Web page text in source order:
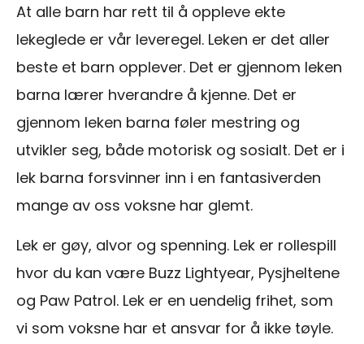
At alle barn har rett til å oppleve ekte
lekeglede er vår leveregel. Leken er det aller
beste et barn opplever. Det er gjennom leken
barna lærer hverandre å kjenne. Det er
gjennom leken barna føler mestring og
utvikler seg, både motorisk og sosialt. Det er i
lek barna forsvinner inn i en fantasiverden
mange av oss voksne har glemt.
Lek er gøy, alvor og spenning. Lek er rollespill
hvor du kan være Buzz Lightyear, Pysjheltene
og Paw Patrol. Lek er en uendelig frihet, som
vi som voksne har et ansvar for å ikke tøyle.